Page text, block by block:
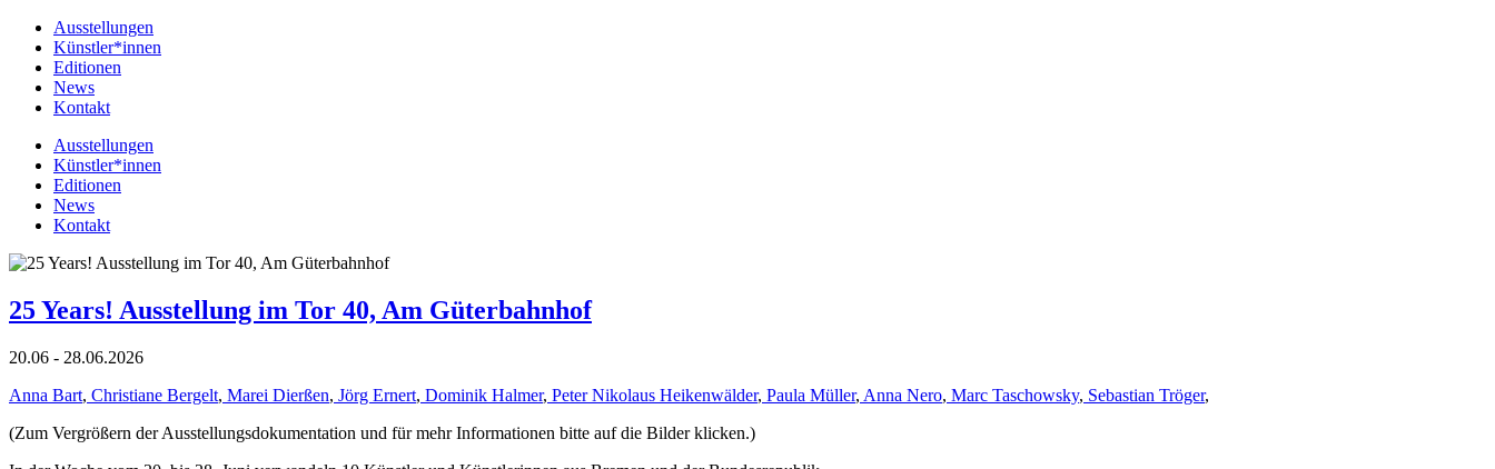
Ausstellungen
Künstler*innen
Editionen
News
Kontakt
Ausstellungen
Künstler*innen
Editionen
News
Kontakt
25 Years! Ausstellung im Tor 40, Am Güterbahnhof
20.06 - 28.06.2026
Anna Bart, Christiane Bergelt, Marei Dierßen, Jörg Ernert, Dominik Halmer, Peter Nikolaus Heikenwälder, Paula Müller, Anna Nero, Marc Taschowsky, Sebastian Tröger,
(Zum Vergrößern der Ausstellungsdokumentation und für mehr Informationen bitte auf die Bilder klicken.)